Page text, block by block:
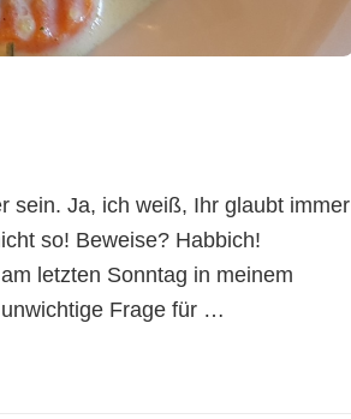
sein. Ja, ich weiß, Ihr glaubt immer
so! Beweise? Habbich!
letzten Sonntag in meinem
Frage für …